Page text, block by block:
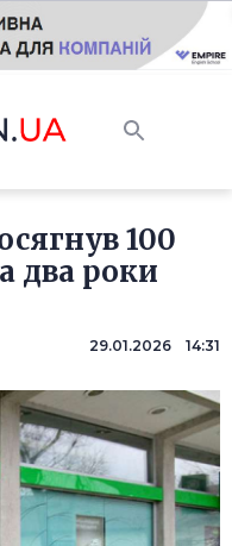
100
два роки
29.01.2026 14:31